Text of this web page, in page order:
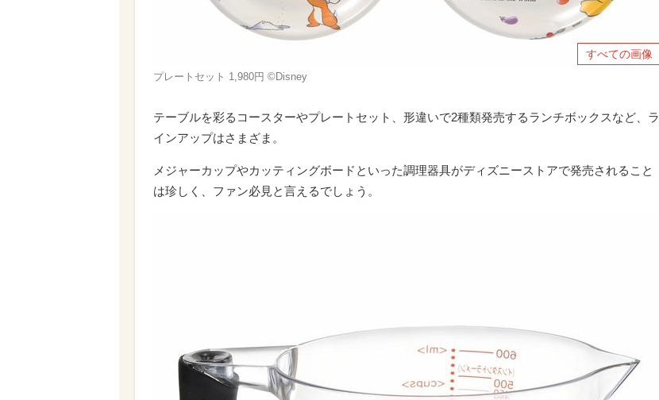
すべての画像
プレートセット 1,980円 ©Disney
テーブルを彩るコースターやプレートセット、形違いで2種類発売するランチボックスなど、ラ
インアップはさまざま。
メジャーカップやカッティングボードといった調理器具がディズニーストアで発売されること
は珍しく、ファン必見と言えるでしょう。